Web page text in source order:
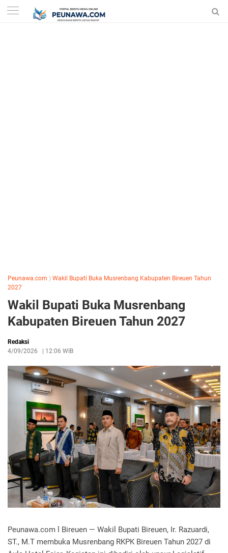
Peunawa.com 〉 Wakil Bupati Buka Musrenbang Kabupaten Bireuen Tahun
2027
Wakil Bupati Buka Musrenbang
Kabupaten Bireuen Tahun 2027
Redaksi
4/09/2026
12:06 WIB
Peunawa.com l Bireuen — Wakil Bupati Bireuen, Ir. Razuardi,
ST., M.T membuka Musrenbang RKPK Bireuen Tahun 2027 di